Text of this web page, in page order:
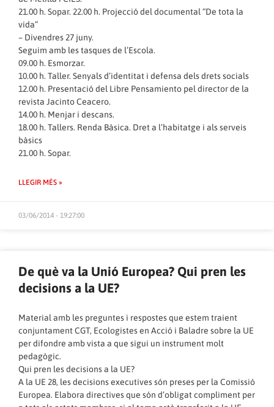
21.00 h. Sopar. 22.00 h. Projecció del documental “De tota la
vida”
– Divendres 27 juny.
Seguim amb les tasques de l’Escola.
09.00 h. Esmorzar.
10.00 h. Taller. Senyals d’identitat i defensa dels drets socials
12.00 h. Presentació del Libre Pensamiento pel director de la
revista Jacinto Ceacero.
14.00 h. Menjar i descans.
18.00 h. Tallers. Renda Bàsica. Dret a l’habitatge i als serveis
bàsics
21.00 h. Sopar.
LLEGIR MÉS »
03/06/2014 - 19:27:00
De què va la Unió Europea? Qui pren les
decisions a la UE?
Material amb les preguntes i respostes que estem traient
conjuntament CGT, Ecologistes en Acció i Baladre sobre la UE
per difondre amb vista a que sigui un instrument molt
pedagògic.
Qui pren les decisions a la UE?
A la UE 28, les decisions executives són preses per la Comissió
Europea. Elabora directives que són d’obligat compliment per